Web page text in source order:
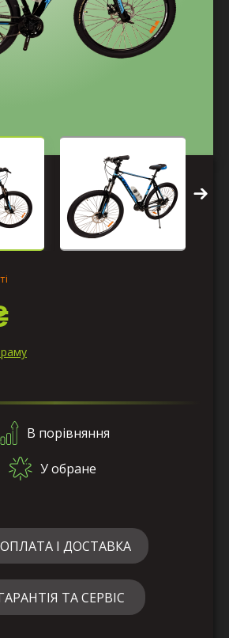
В порівняння
У обране
ОПЛАТА І ДОСТАВКА
ТА СЕРВІС